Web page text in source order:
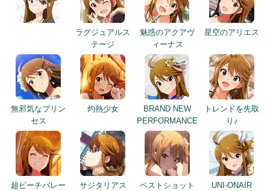
ラグジュアルス
テージ
魅惑のアクアヴ
ィーナス
星空のアリエス
無邪気なプリン
セス
灼熱少女
BRAND NEW
PERFORMANCE
トレンドを先取
り♪
超ビーチバレー
サジタリアス
ベストショット
UNI-ONAIR